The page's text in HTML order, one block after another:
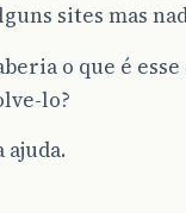
sites mas
o que é
lo?
ajuda.